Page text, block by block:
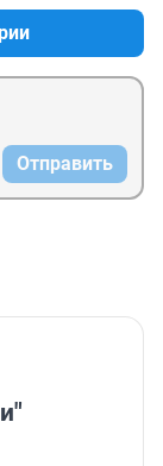
Отправить